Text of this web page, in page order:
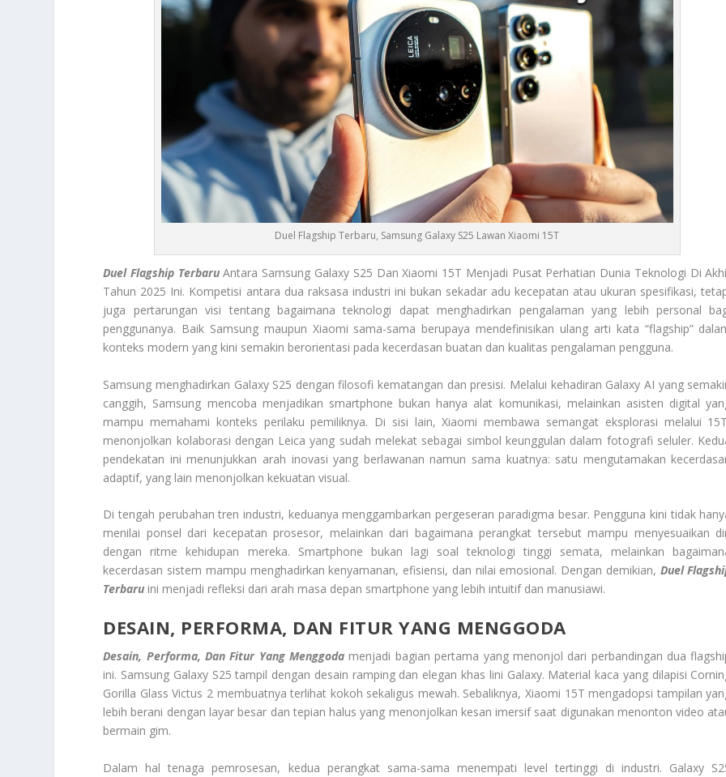
Duel Flagship Terbaru, Samsung Galaxy S25 Lawan Xiaomi 15T
Duel Flagship TerbaruAntara Samsung Galaxy S25 Dan Xiaomi 15T Menjadi Pusat Perhatian Dunia Teknologi Di
Tahun 2025 Ini. Kompetisi antara dua raksasa industri ini bukan sekadar adu kecepatan atau ukuran spesifikasi,
juga pertarungan visi tentang bagaimana teknologi dapat menghadirkan pengalaman yang lebih personal
penggunanya. Baik Samsung maupun Xiaomi sama-sama berupaya mendefinisikan ulang arti kata “flagship”
konteks modern yang kini semakin berorientasi pada kecerdasan buatan dan kualitas pengalaman pengguna.
Samsung menghadirkan Galaxy S25 dengan filosofi kematangan dan presisi. Melalui kehadiran Galaxy AI yang
canggih, Samsung mencoba menjadikan smartphone bukan hanya alat komunikasi, melainkan asisten digital
mampu memahami konteks perilaku pemiliknya. Di sisi lain, Xiaomi membawa semangat eksplorasi melalui
menonjolkan kolaborasi dengan Leica yang sudah melekat sebagai simbol keunggulan dalam fotografi seluler.
pendekatan ini menunjukkan arah inovasi yang berlawanan namun sama kuatnya: satu mengutamakan
adaptif, yang lain menonjolkan kekuatan visual.
Di tengah perubahan tren industri, keduanya menggambarkan pergeseran paradigma besar. Pengguna kini tidak
menilai ponsel dari kecepatan prosesor, melainkan dari bagaimana perangkat tersebut mampu menyesuaikan
dengan ritme kehidupan mereka. Smartphone bukan lagi soal teknologi tinggi semata, melainkan
kecerdasan sistem mampu menghadirkan kenyamanan, efisiensi, dan nilai emosional. Dengan demikian, Duel
Terbaru ini menjadi refleksi dari arah masa depan smartphone yang lebih intuitif dan manusiawi.
DESAIN, PERFORMA, DAN FITUR YANG MENGGODA
Desain, Performa, Dan Fitur Yang Menggoda menjadi bagian pertama yang menonjol dari perbandingan dua
ini. Samsung Galaxy S25 tampil dengan desain ramping dan elegan khas lini Galaxy. Material kaca yang dilapisi
Gorilla Glass Victus 2 membuatnya terlihat kokoh sekaligus mewah. Sebaliknya, Xiaomi 15T mengadopsi tampilan
lebih berani dengan layar besar dan tepian halus yang menonjolkan kesan imersif saat digunakan menonton video
bermain gim.
Dalam hal tenaga pemrosesan, kedua perangkat sama-sama menempati level tertinggi di industri. Galaxy